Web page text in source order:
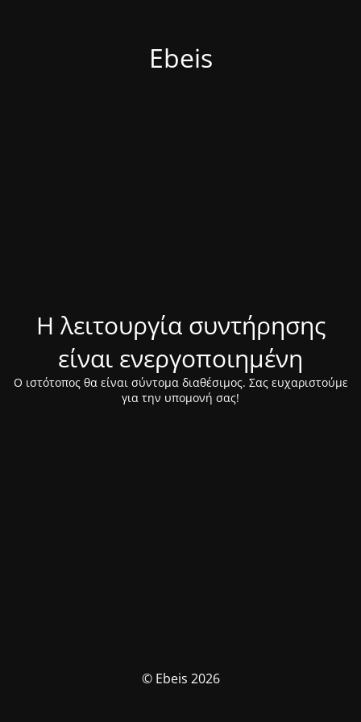
Ebeis
Η λειτουργία συντήρησης
είναι ενεργοποιημένη
Ο ιστότοπος θα είναι σύντομα διαθέσιμος. Σας ευχαριστούμε
για την υπομονή σας!
© Ebeis 2026